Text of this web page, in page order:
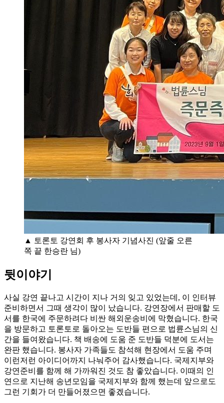
▲ 토론토 강연회 후 봉사자 기념사진 (앞줄 오른
쪽 끝 한승란 님)
뒷이야기
사실 강연 끝나고 시간이 지나 거의 잊고 있었는데, 이 인터뷰
준비하면서 그때 생각이 많이 났습니다. 강연장에서 판매할 도
서를 한국에 주문하려다 비싼 해외운송비에 막혔습니다. 한국
을 방문하고 토론토로 돌아오는 도반들 편으로 법륜스님의 신
간을 들여왔습니다. 책 배송에 도움 준 도반들 덕분에 도서는
완판 했습니다. 봉사자 가족들도 참석해 현장에서 도움 주며
이런저런 아이디어까지 나눠주어 감사했습니다. 국제지부와
강연준비를 함께 해 가까워진 것도 참 좋았습니다. 이때의 인
연으로 지난해 송년모임을 국제지부와 함께 했는데 앞으로도
그런 기회가 더 만들어졌으면 좋겠습니다.